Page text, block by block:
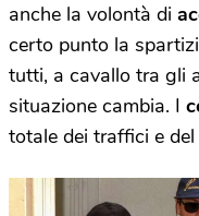
anche la volontà di
certo punto la
tutti, a cavallo tra gli
situazione cambia. I
totale dei traffici e